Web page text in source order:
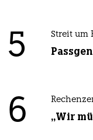
5 Streit um
6 „Wir